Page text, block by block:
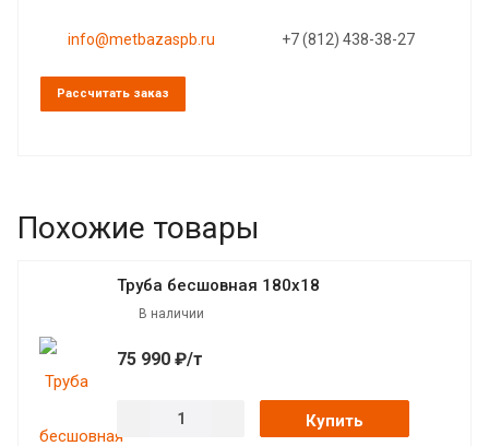
info@metbazaspb.ru +7 (812) 438-38-27
Рассчитать заказ
Похожие товары
Труба бесшовная 180х18
В наличии
75 990 ₽/т
Купить